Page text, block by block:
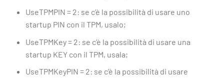
UseTPMPIN = 2: se c’è la possibilità di usare uno
startup PIN con il TPM, usalo;
UseTPMKey = 2: se c’è la possibilità di usare una
startup KEY con il TPM, usala;
UseTPMKeyPIN = 2: se c’è la possibilità di usare